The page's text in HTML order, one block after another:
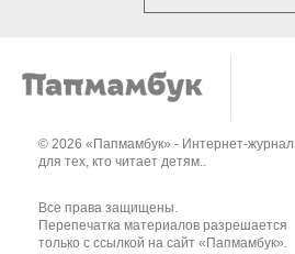
© 2026 «Папмамбук» - Интернет-журнал
для тех, кто читает детям..
Все права защищены.
Перепечатка материалов разрешается
только с ссылкой на сайт «Папмамбук».